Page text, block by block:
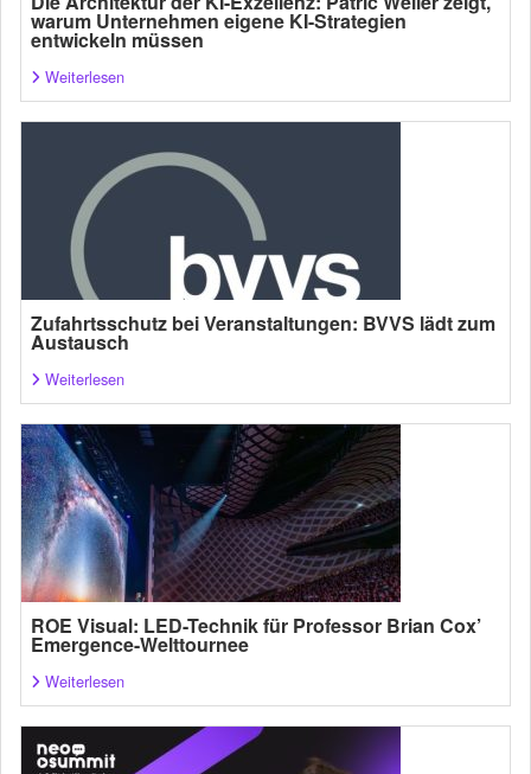
warum Unternehmen eigene KI-Strategien
entwickeln müssen
Weiterlesen
Zufahrtsschutz bei Veranstaltungen: BVVS lädt zum
Austausch
Weiterlesen
ROE Visual: LED-Technik für Professor Brian Cox’
Emergence-Welttournee
Weiterlesen